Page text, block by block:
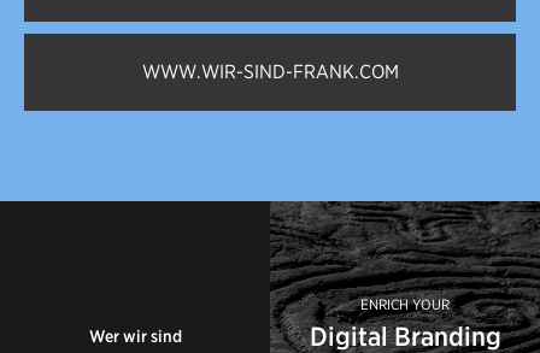
WWW.WIR-SIND-FRANK.COM
Wer wir sind
ENRICH YOUR
Digital Branding
Digital Branding